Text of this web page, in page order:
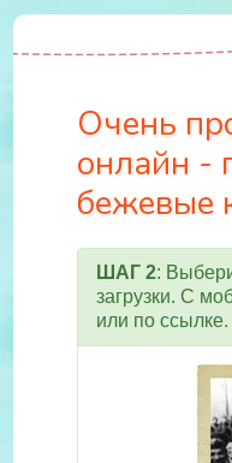
Очень
онлайн -
бежевые
ШАГ 2:
загрузки. С
или по ссылке.